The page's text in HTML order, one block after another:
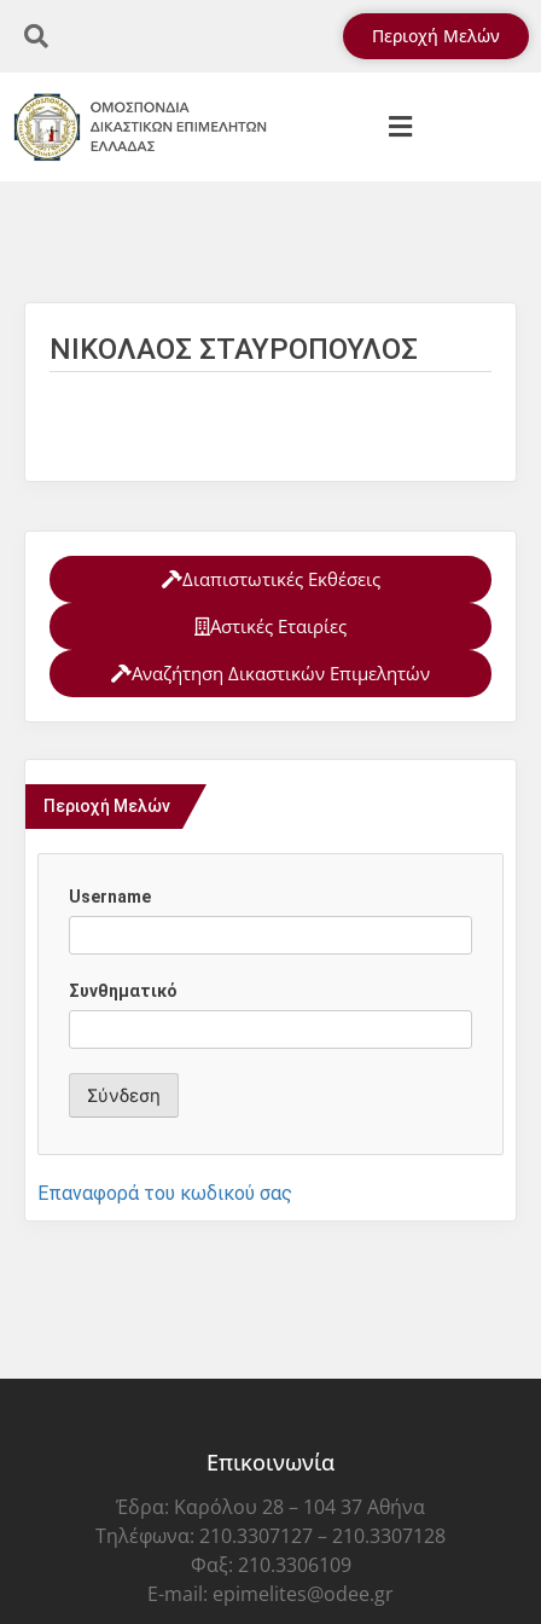
Περιοχή Μελών
ΝΙΚΟΛΑΟΣ ΣΤΑΥΡΟΠΟΥΛΟΣ
Διαπιστωτικές Εκθέσεις
Αστικές Εταιρίες
Αναζήτηση Δικαστικών Επιμελητών
Περιοχή Μελών
Username
Συνθηματικό
Επαναφορά του κωδικού σας
Επικοινωνία
Έδρα: Καρόλου 28 – 104 37 Αθήνα
Τηλέφωνα: 210.3307127 – 210.3307128
Φαξ: 210.3306109
E-mail: epimelites@odee.gr